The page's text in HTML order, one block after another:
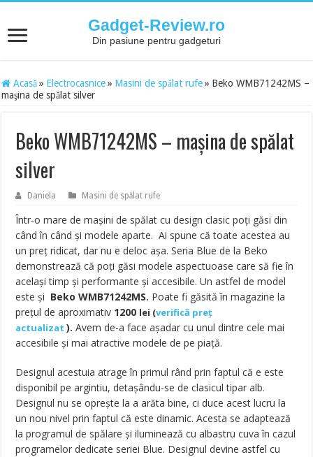
Gadget-Review.ro
Din pasiune pentru gadgeturi
Acasă » Electrocasnice » Masini de spălat rufe » Beko WMB71242MS –
maşina de spălat silver
Beko WMB71242MS – maşina de spălat
silver
Daniela Masini de spălat rufe
Într-o mare de maşini de spălat cu design clasic poți găsi din
când în când şi modele aparte. Ai spune că toate acestea au
un preț ridicat, dar nu e deloc aşa. Seria Blue de la Beko
demonstrează că poți găsi modele aspectuoase care să fie în
acelaşi timp şi performante şi accesibile. Un astfel de model
este şi Beko WMB71242MS. Poate fi găsită în magazine la
prețul de aproximativ 1200 lei (verifică preț
actualizat ).Avem de-a face aşadar cu unul dintre cele mai
accesibile şi mai atractive modele de pe piață.
Designul acestuia atrage în primul rând prin faptul că e este
disponibil pe argintiu, detaşându-se de clasicul tipar alb.
Designul nu se opreşte la a arăta bine, ci duce acest lucru la
un nou nivel prin faptul că este dinamic. Acesta se adaptează
la programul de spălare şi iluminează cu albastru cuva în cazul
programelor dedicate seriei Blue. Designul devine astfel cu